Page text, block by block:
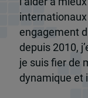
internationaux
engagement
depuis 2010,
je suis fier de
dynamique et